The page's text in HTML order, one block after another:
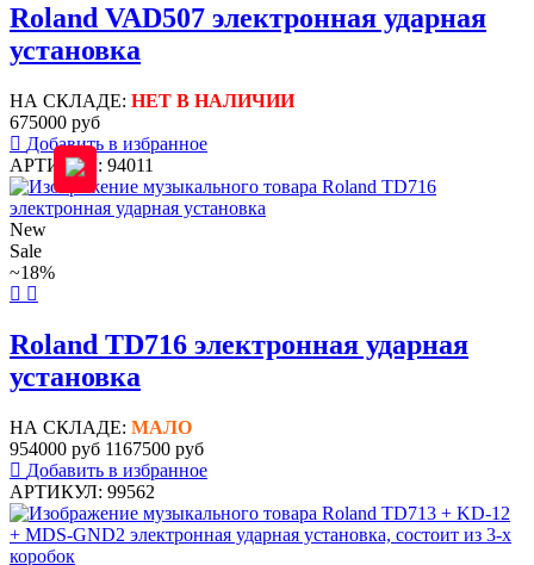
Roland VAD507 электронная ударная
установка
НА СКЛАДЕ: НЕТ В НАЛИЧИИ
675000 руб
Добавить в избранное
АРТИКУЛ: 94011
New
Sale
~18%
Roland TD716 электронная ударная
установка
НА СКЛАДЕ: МАЛО
954000 руб 1167500 руб
Добавить в избранное
АРТИКУЛ: 99562